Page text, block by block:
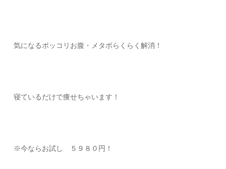
気になるポッコリお腹・メタボらくらく解消！
寝ているだけで痩せちゃいます！
※今ならお試し ５９８０円！